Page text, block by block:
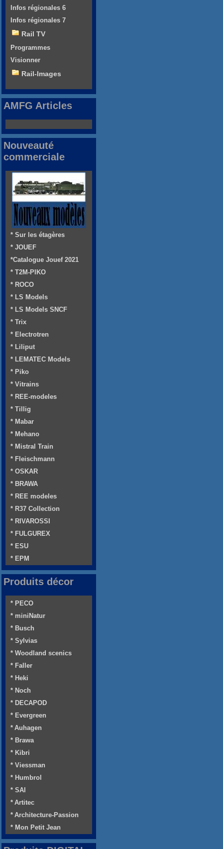
Infos régionales 6
Infos régionales 7
Rail TV
Programmes
Visionner
Rail-Images
AMFG Articles
Nouveauté
commerciale
* Sur les étagères
* JOUEF
*Catalogue Jouef 2021
* T2M-PIKO
* ROCO
* LS Models
* LS Models SNCF
* Trix
* Electrotren
* Liliput
* LEMATEC Models
* Piko
* Vitrains
* REE-modeles
* Tillig
* Mabar
* Mehano
* Mistral Train
* Fleischmann
* OSKAR
* BRAWA
* REE modeles
* R37 Collection
* RIVAROSSI
* FULGUREX
* ESU
* EPM
Produits décor
* PECO
* miniNatur
* Busch
* Sylvias
* Woodland scenics
* Faller
* Heki
* Noch
* DECAPOD
* Evergreen
* Auhagen
* Brawa
* Kibri
* Viessman
* Humbrol
* SAI
* Artitec
* Architecture-Passion
* Mon Petit Jean